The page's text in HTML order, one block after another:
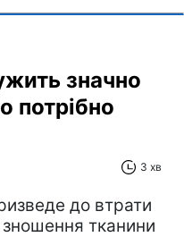
значно
потрібно
3 хв
до втрати
тканини